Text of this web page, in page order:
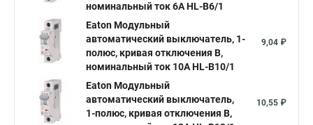
номинальный ток 6А HL-B6/1
Eaton Модульный
автоматический выключатель, 1-
полюс, кривая отключения B,
номинальный ток 10А HL-B10/1
9,04 ₽
Eaton Модульный
автоматический выключатель,
1-полюс, кривая отключения B,
10,55 ₽